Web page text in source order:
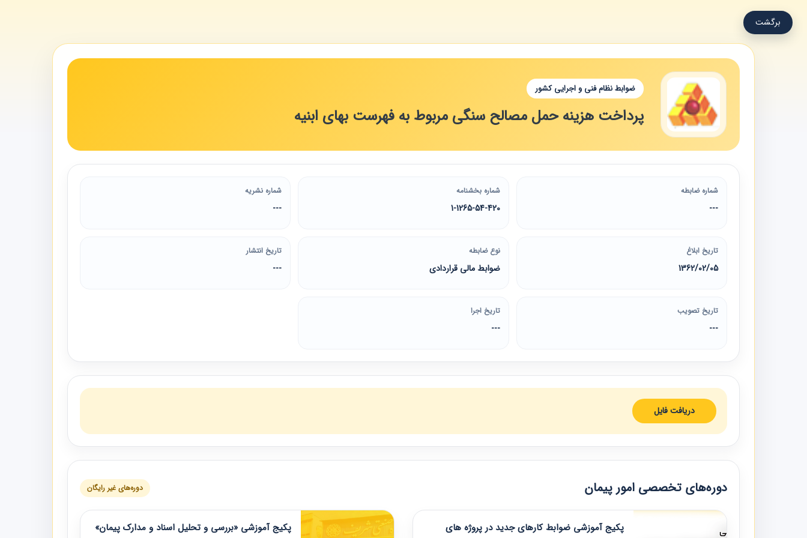
برگشت
ضوابط نظام فنی و اجرایی کشور
پرداخت هزینه حمل مصالح سنگی مربوط به فهرست بهای ابنیه
شماره ضابطه
---
شماره بخشنامه
1-1265-54-420
شماره نشریه
---
تاریخ ابلاغ
1362/02/05
نوع ضابطه
ضوابط مالی قراردادی
تاریخ انتشار
---
تاریخ تصویب
---
تاریخ اجرا
---
دریافت فایل
دوره‌های تخصصی امور پیمان دوره‌های غیر رایگان
پکیج آموزشی ضوابط کارهای جدید در پروژه های
پکیج آموزشی «بررسی و تحلیل اسناد و مدارک پیمان»